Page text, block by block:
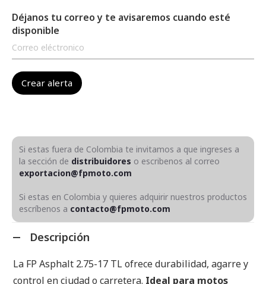
Déjanos tu correo y te avisaremos cuando esté
disponible
Si estas fuera de Colombia te invitamos a que ingreses a
la sección de distribuidores o escribenos al correo
exportacion@fpmoto.com
Si estas en Colombia y quieres adquirir nuestros productos
escríbenos a contacto@fpmoto.com
Descripción
La FP Asphalt 2.75-17 TL ofrece durabilidad, agarre y
control en ciudad o carretera. Ideal para motos